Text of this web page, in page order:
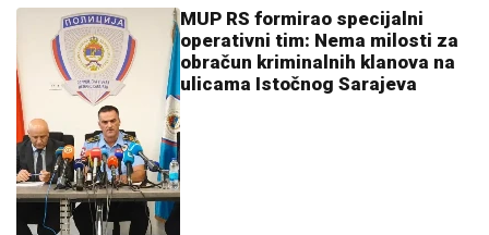
MUP RS formirao specijalni
operativni tim: Nema milosti za
obračun kriminalnih klanova na
ulicama Istočnog Sarajeva